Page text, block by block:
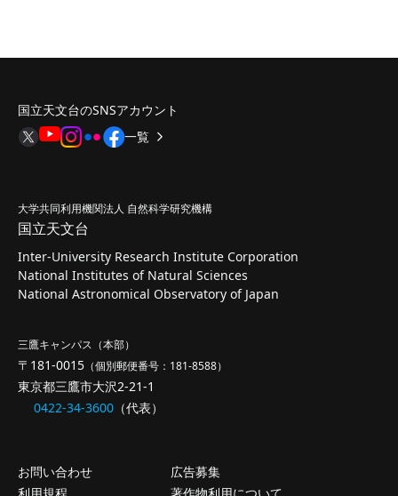
国立天文台のSNSアカウント
一覧
大学共同利用機関法人 自然科学研究機構
国立天文台
Inter-University Research Institute Corporation
National Institutes of Natural Sciences
National Astronomical Observatory of Japan
三鷹キャンパス（本部）
〒181-0015 （個別郵便番号：181-8588）
東京都三鷹市大沢2-21-1
0422-34-3600 （代表）
お問い合わせ
広告募集